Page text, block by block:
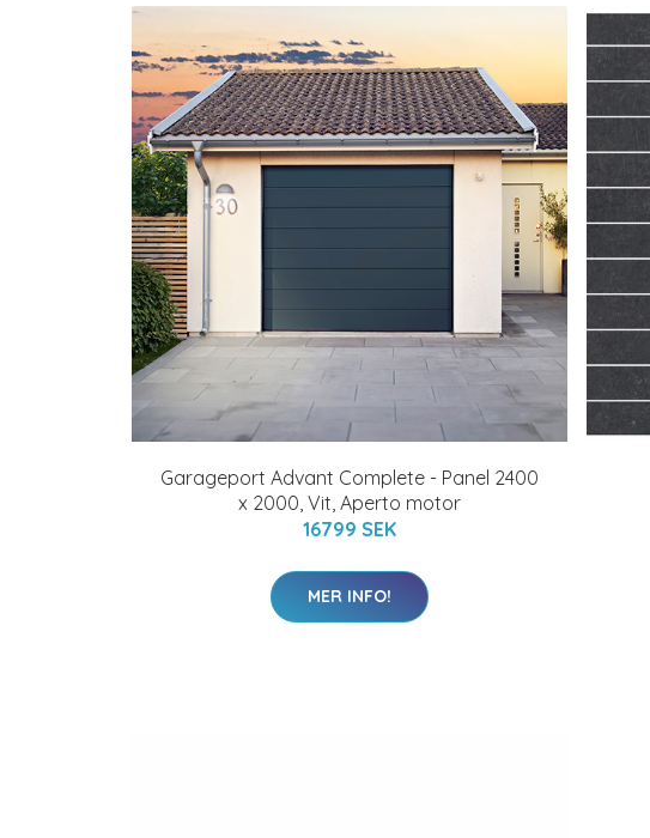
Garageport Advant Complete - Panel 2400
x 2000, Vit, Aperto motor
16799 SEK
MER INFO!